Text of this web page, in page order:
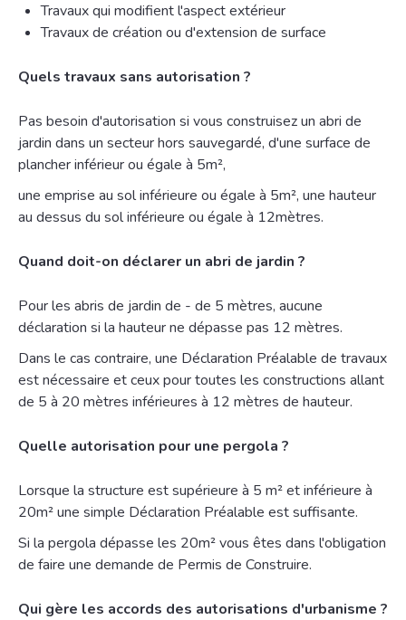
Travaux qui modifient l'aspect extérieur
Travaux de création ou d'extension de surface
Quels travaux sans autorisation ?
Pas besoin d'autorisation si vous construisez un abri de
jardin dans un secteur hors sauvegardé, d'une surface de
plancher inférieur ou égale à 5m²,
une emprise au sol inférieure ou égale à 5m², une hauteur
au dessus du sol inférieure ou égale à 12mètres.
Quand doit-on déclarer un abri de jardin ?
Pour les abris de jardin de - de 5 mètres, aucune
déclaration si la hauteur ne dépasse pas 12 mètres.
Dans le cas contraire, une Déclaration Préalable de travaux
est nécessaire et ceux pour toutes les constructions allant
de 5 à 20 mètres inférieures à 12 mètres de hauteur.
Quelle autorisation pour une pergola ?
Lorsque la structure est supérieure à 5 m² et inférieure à
20m² une simple Déclaration Préalable est suffisante.
Si la pergola dépasse les 20m² vous êtes dans l'obligation
de faire une demande de Permis de Construire.
Qui gère les accords des autorisations d'urbanisme ?